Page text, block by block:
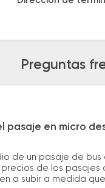
Preguntas
pasaje en micro
de un pasaje de
de los
a subir a medida